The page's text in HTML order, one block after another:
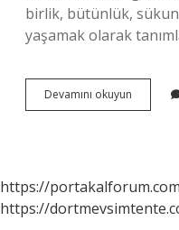
birlik, bütünlük,
yaşamak olarak
Devamını okuyun
Önemi
https://portakalforum.com
https://